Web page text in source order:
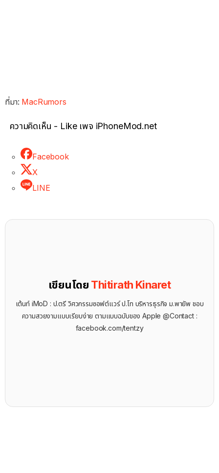
ที่มา: MacRumors
ความคิดเห็น - Like เพจ iPhoneMod.net
Facebook
X
LINE
เขียนโดย Thitirath Kinaret
เต้นท์ iMoD : ป.ตรี วิศวกรรมซอฟต์แวร์ ป.โท บริหารธุรกิจ ม.พายัพ ชอบ
ความสวยงามแบบเรียบง่าย ตามแบบฉบับของ Apple @Contact :
facebook.com/tentzy